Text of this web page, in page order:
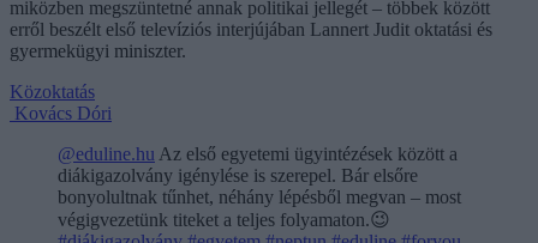
miközben megszüntetné annak politikai jellegét – többek között
erről beszélt első televíziós interjújában Lannert Judit oktatási és
gyermekügyi miniszter.
Közoktatás
Kovács Dóri
@eduline.hu Az első egyetemi ügyintézések között a
diákigazolvány igénylése is szerepel. Bár elsőre
bonyolultnak tűnhet, néhány lépésből megvan – most
végigvezetünk titeket a teljes folyamaton.😉